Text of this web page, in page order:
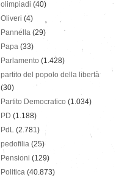
olimpiadi (40)
Oliveri (4)
Pannella (29)
Papa (33)
Parlamento (1.428)
partito del popolo della libertà
(30)
Partito Democratico (1.034)
PD (1.188)
PdL (2.781)
pedofilia (25)
Pensioni (129)
Politica (40.873)